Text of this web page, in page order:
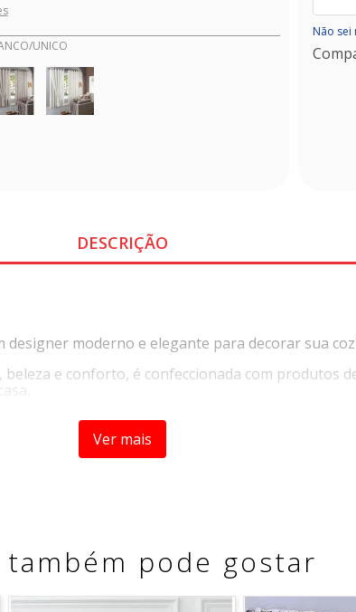
UNICO
Não sei
DESCRIÇÃO
designer moderno e elegante para decorar sua
e conforto, é confeccionada com produtos
Ver mais
também pode gostar